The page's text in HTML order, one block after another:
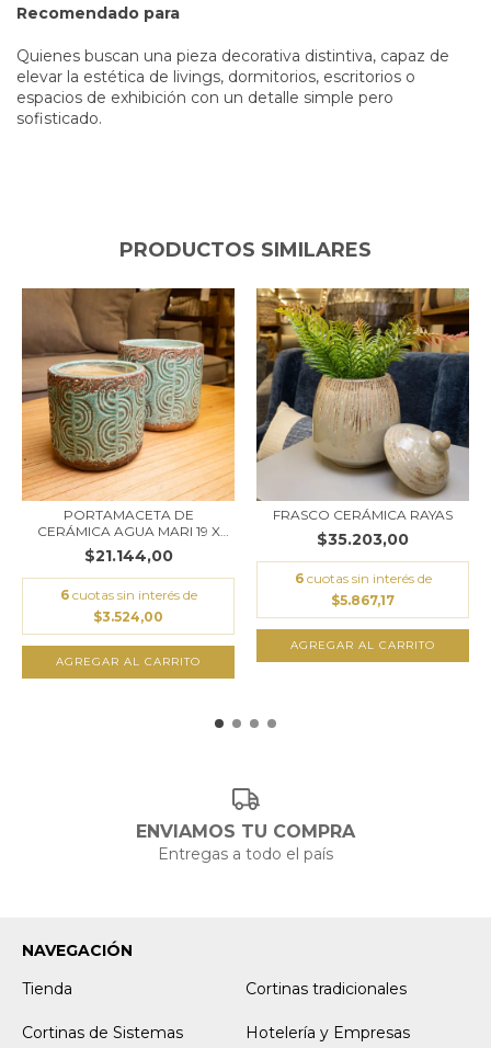
Recomendado para
Quienes buscan una pieza decorativa distintiva, capaz de
elevar la estética de livings, dormitorios, escritorios o
espacios de exhibición con un detalle simple pero
sofisticado.
PRODUCTOS SIMILARES
PORTAMACETA DE
CERÁMICA AGUA MARI 19 X
2...
$21.144,00
6 cuotas sin interés de
$3.524,00
FRASCO CERÁMICA RAYAS
$35.203,00
6 cuotas sin interés de
$5.867,17
ENVIAMOS TU COMPRA
Entregas a todo el país
NAVEGACIÓN
Tienda
Cortinas tradicionales
Cortinas de Sistemas Hotelería y Empresas